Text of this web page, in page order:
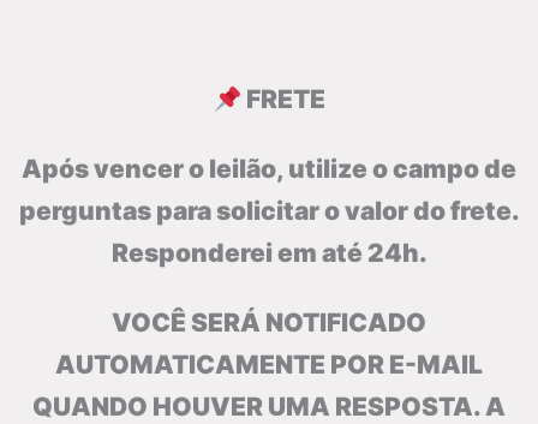
FRETE
Após vencer o leilão, utilize o campo de
perguntas para solicitar o valor do frete.
Responderei em até 24h.
VOCÊ SERÁ NOTIFICADO
AUTOMATICAMENTE POR E-MAIL
QUANDO HOUVER UMA RESPOSTA. A